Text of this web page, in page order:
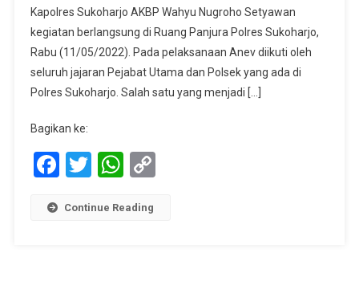
Candi
Lakalantas
Turun
26,7
Kapolres Sukoharjo AKBP Wahyu Nugroho Setyawan
kegiatan berlangsung di Ruang Panjura Polres Sukoharjo,
Rabu (11/05/2022). Pada pelaksanaan Anev diikuti oleh
seluruh jajaran Pejabat Utama dan Polsek yang ada di
Polres Sukoharjo. Salah satu yang menjadi […]
Bagikan ke:
Facebook
TwitterWhatsApp
Copy
Continue Reading